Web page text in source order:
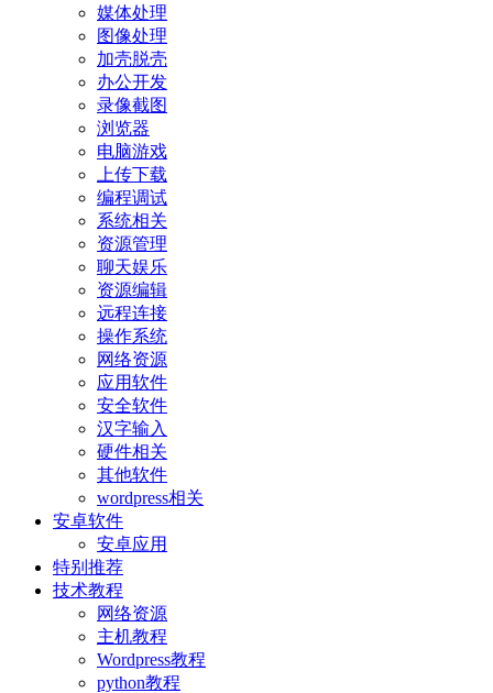
媒体处理
图像处理
加壳脱壳
办公开发
录像截图
浏览器
电脑游戏
上传下载
编程调试
系统相关
资源管理
聊天娱乐
资源编辑
远程连接
操作系统
网络资源
应用软件
安全软件
汉字输入
硬件相关
其他软件
wordpress相关
安卓软件
安卓应用
特别推荐
技术教程
网络资源
主机教程
Wordpress教程
python教程